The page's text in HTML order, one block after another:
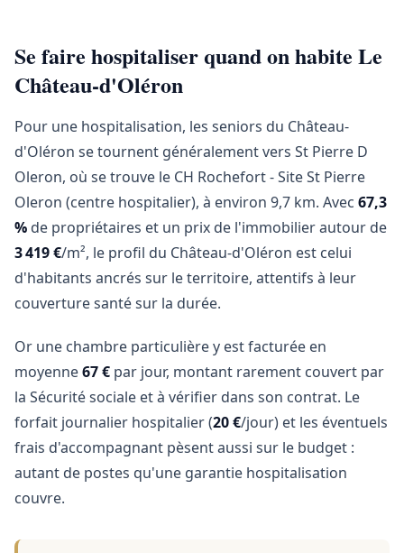
Se faire hospitaliser quand on habite Le
Château-d'Oléron
Pour une hospitalisation, les seniors du Château-
d'Oléron se tournent généralement vers St Pierre D
Oleron, où se trouve le CH Rochefort - Site St Pierre
Oleron (centre hospitalier), à environ 9,7 km. Avec 67,3
% de propriétaires et un prix de l'immobilier autour de
3 419 €/m², le profil du Château-d'Oléron est celui
d'habitants ancrés sur le territoire, attentifs à leur
couverture santé sur la durée.
Or une chambre particulière y est facturée en
moyenne67 € par jour, montant rarement couvert par
la Sécurité sociale et à vérifier dans son contrat. Le
forfait journalier hospitalier (20 €/jour) et les éventuels
frais d'accompagnant pèsent aussi sur le budget :
autant de postes qu'une garantie hospitalisation
couvre.